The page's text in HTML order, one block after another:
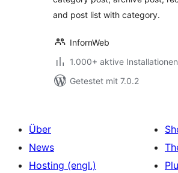
and post list with category.
InfornWeb
1.000+ aktive Installationen
Getestet mit 7.0.2
Über
News
Hosting (engl.)